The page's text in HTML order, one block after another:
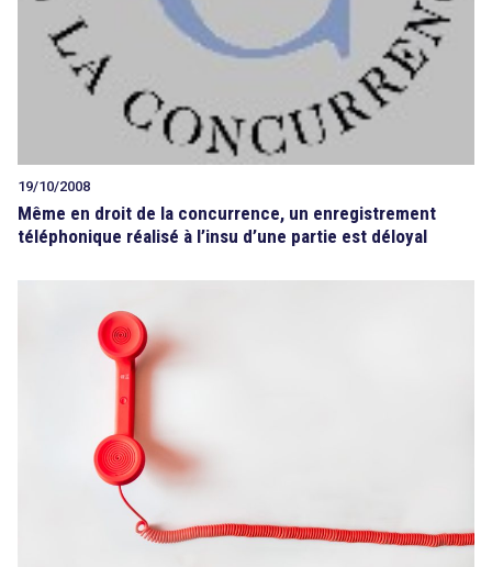
19/10/2008
Même en droit de la concurrence, un enregistrement
téléphonique réalisé à l’insu d’une partie est déloyal